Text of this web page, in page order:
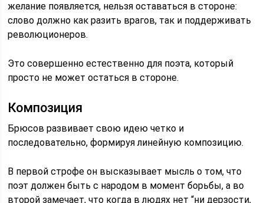
желание появляется, нельзя оставаться в стороне:
слово должно как разить врагов, так и поддерживать
революционеров.
Это совершенно естественно для поэта, который
просто не может остаться в стороне.
Композиция
Брюсов развивает свою идею четко и
последовательно, формируя линейную композицию.
В первой строфе он высказывает мысль о том, что
поэт должен быть с народом в момент борьбы, а во
второй замечает, что когда в людях нет “ни дерзости,